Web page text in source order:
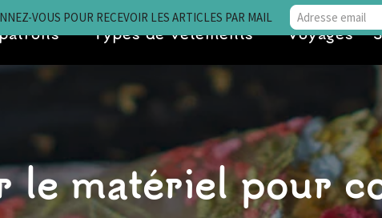
Types de vêtements Voyages •
le matériel pour
VOUS POUR RECEVOIR LES ARTICLES PAR MAIL